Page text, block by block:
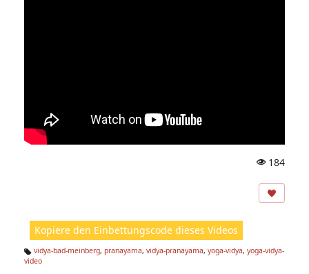
ic
n:
184
Kopiere den Einbettungscode dieses Videos
Ta
vidya-bad-meinberg, pranayama, vidya-pranayama, yoga-vidya, yoga-vidya-
video